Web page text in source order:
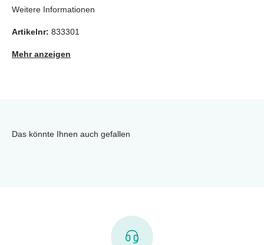
Weitere Informationen
Artikelnr: 833301
Mehr anzeigen
Das könnte Ihnen auch gefallen